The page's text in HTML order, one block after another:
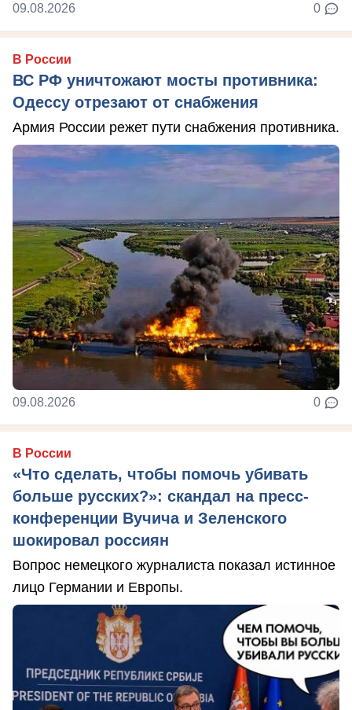
09.08.2026 0
В России
ВС РФ уничтожают мосты противника:
Одессу отрезают от снабжения
Армия России режет пути снабжения противника.
09.08.2026 0
В России
«Что сделать, чтобы помочь убивать
больше русских?»: скандал на пресс-
конференции Вучича и Зеленского
шокировал россиян
Вопрос немецкого журналиста показал истинное
лицо Германии и Европы.